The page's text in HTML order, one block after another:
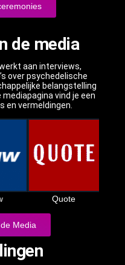
de media
aan interviews,
over psychedelische
belangstelling
vind je een
en vermeldingen.
Quote
Media